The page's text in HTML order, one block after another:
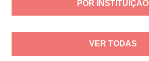
POR INSTITUIÇÃO
VER TODAS